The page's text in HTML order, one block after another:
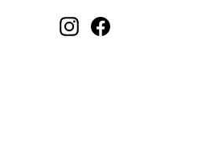
IN InstagramFacebook